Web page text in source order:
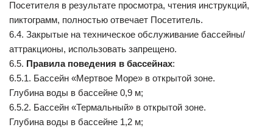
Посетителя в результате просмотра, чтения инструкций,
пиктограмм, полностью отвечает Посетитель.
6.4. Закрытые на техническое обслуживание бассейны/
аттракционы, использовать запрещено.
6.5. Правила поведения в бассейнах:
6.5.1. Бассейн «Мертвое Море» в открытой зоне.
Глубина воды в бассейне 0,9 м;
6.5.2. Бассейн «Термальный» в открытой зоне.
Глубина воды в бассейне 1,2 м;